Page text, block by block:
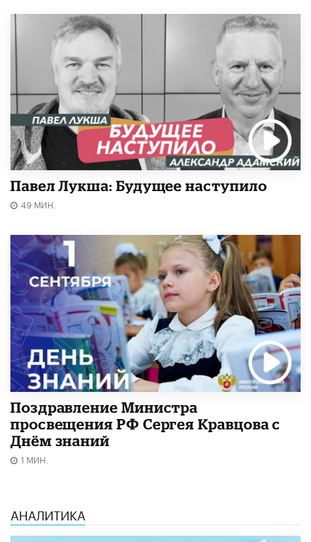
Павел Лукша: Будущее наступило
49 МИН.
Поздравление Министра
просвещения РФ Сергея Кравцова с
Днём знаний
1 МИН.
АНАЛИТИКА